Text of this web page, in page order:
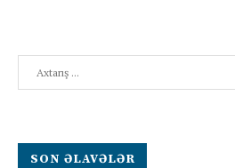
SON ƏLAVƏLƏR